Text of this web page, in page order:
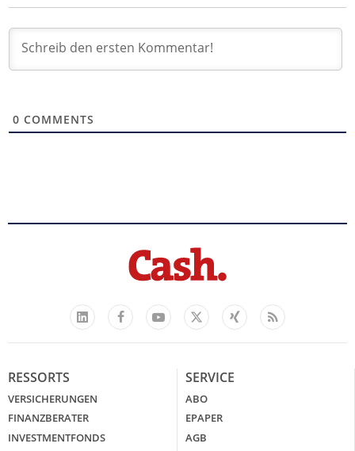
0 COMMENTS
LinkedIn
FacebookYouTube
X
Xing Feed
RESSORTS
VERSICHERUNGEN
FINANZBERATER
INVESTMENTFONDS
SERVICE
ABO
EPAPER
AGB